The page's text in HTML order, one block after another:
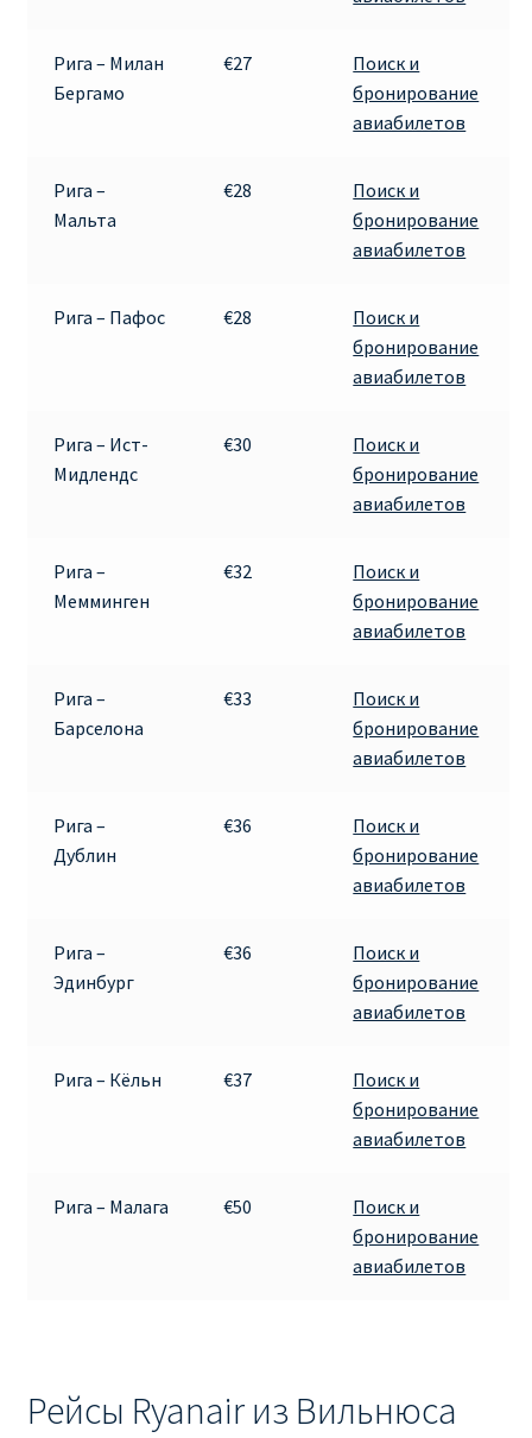
Рига – Милан
Бергамо
€27
Поиск и
бронирование
авиабилетов
Рига –
Мальта
€28
Поиск и
бронирование
авиабилетов
Рига – Пафос €28
Поиск и
бронирование
авиабилетов
Рига – Ист-
Мидлендс
€30
Поиск и
бронирование
авиабилетов
Рига –
Мемминген
€32
Поиск и
бронирование
авиабилетов
Рига –
Барселона
€33
Поиск и
бронирование
авиабилетов
Рига –
Дублин
€36
Поиск и
бронирование
авиабилетов
Рига –
Эдинбург
€36
Поиск и
бронирование
авиабилетов
Рига – Кёльн €37
Поиск и
бронирование
авиабилетов
Рига – Малага €50
Поиск и
бронирование
авиабилетов
Рейсы Ryanair из Вильнюса